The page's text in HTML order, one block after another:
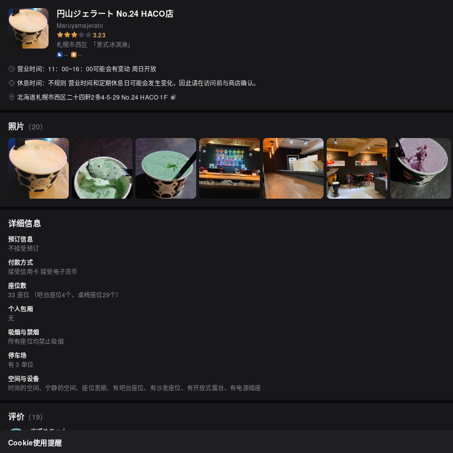
円山ジェラート No.24 HACO店
Maruyamajerato
3.23
札幌市西区 「意式冰淇淋」
--
--
营业时间： 11：00~16：00可能会有变动 周日开放
休息时间： 不规则 营业时间和定期休息日可能会发生变化，因此请在访问前与商店确认。
北海道札幌市西区二十四軒2条4-5-29 No.24 HACO 1F
照片 （20）
详细信息
预订信息
不接受预订
付款方式
接受信用卡 接受电子货币
座位数
33 座位 （吧台座位4个、桌椅座位29个）
个人包厢
无
吸烟与禁烟
所有座位均禁止吸烟
停车场
有 3 单位
空间与设备
时尚的空间、宁静的空间、座位宽敞、有吧台座位、有沙发座位、有开放式露台、有电源插座
评价（19）
すずめちゅん
在寻找某家店铺时，我偶然发现了这家店！因为难得有这个机会，所以我决定进去品尝一下（*´艸｀）虽然店里正面有吧台，但并没有像普通的冰淇淋店
Cookie使用提醒